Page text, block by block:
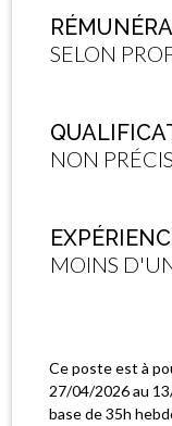
SELON
NON
MOINS
Ce poste est à
27/04/2026 au
base de 35h